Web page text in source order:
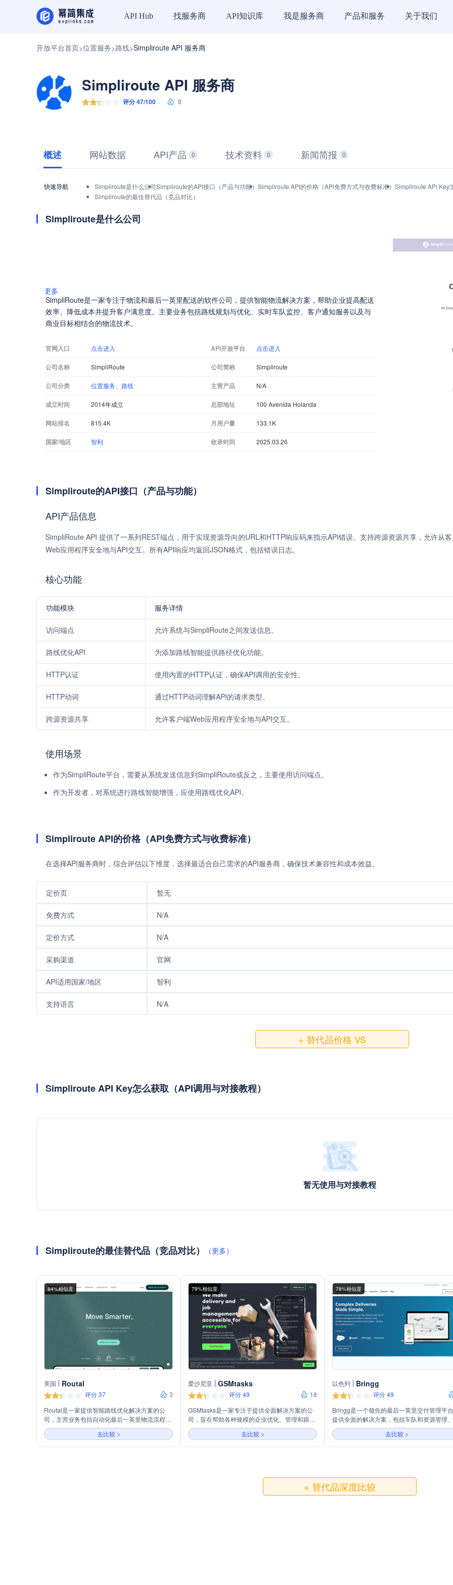
API Hub 找服务商 API知识库 我是服务商 产品和服务 关于我们
开放平台首页>位置服务>路线>Simpliroute API 服务商
Simpliroute API 服务商
评分 47/100 0
概述 网站数据 API产品 0 技术资料 0 新闻简报 0
快速导航 Simpliroute是什么公司Simpliroute的API接口（产品与功能） Simpliroute API的价格（API免费方式与收费标准） Simpliroute API Key
Simpliroute的最佳替代品（竞品对比）
Simpliroute是什么公司
更多
SimpliRoute是一家专注于物流和最后一英里配送的软件公司，提供智能物流解决方案，帮助企业提高配送
效率、降低成本并提升客户满意度。主要业务包括路线规划与优化、实时车队监控、客户通知服务以及与
商业目标相结合的物流技术。
官网入口 点击进入 API开放平台 点击进入
公司名称 SimpliRoute 公司简称 Simpliroute
公司分类 位置服务 路线 主营产品 N/A
成立时间 2014年成立 总部地址 100 Avenida Holanda
网站排名 815.4K 月用户量 133.1K
国家/地区 智利 收录时间 2025.03.26
Simpliroute的API接口（产品与功能）
API产品信息
SimpliRoute API 提供了一系列REST端点，用于实现资源导向的URL和HTTP响应码来指示API错误。支持跨源资源共享，允许从
Web应用程序安全地与API交互。所有API响应均返回JSON格式，包括错误日志。
核心功能
功能模块 服务详情
访问端点 允许系统与SimpliRoute之间发送信息。
路线优化API 为添加路线智能提供路径优化功能。
HTTP认证 使用内置的HTTP认证，确保API调用的安全性。
HTTP动词 通过HTTP动词理解API的请求类型。
跨源资源共享 允许客户端Web应用程序安全地与API交互。
使用场景
作为SimpliRoute平台，需要从系统发送信息到SimpliRoute或反之，主要使用访问端点。
作为开发者，对系统进行路线智能增强，应使用路线优化API。
Simpliroute API的价格（API免费方式与收费标准）
在选择API服务商时，综合评估以下维度，选择最适合自己需求的API服务商，确保技术兼容性和成本效益。
定价页 暂无
免费方式 N/A
定价方式 N/A
采购渠道 官网
API适用国家/地区 智利
支持语言 N/A
+ 替代品价格 VS
Simpliroute API Key怎么获取（API调用与对接教程）
暂无使用与对接教程
Simpliroute的最佳替代品（竞品对比） （更多）
84%相似度
美国 Routal
评分 37
3
Routal是一家提供智能路线优化解决方案的公
司，主营业务包括自动化最后一英里物流流程、
司机路线跟踪和客户交付通知。通过其平台，用
户能够快速规划和优化路线，提升物流效率，降
低成本，并提高客户满意度。
去比较 >
79%相似度
爱沙尼亚 GSMtasks
评分 49
18
GSMtasks是一家专注于提供全面解决方案的公
司，旨在帮助各种规模的企业优化、管理和跟踪
日常物流操作，特别是运输和配送服务。通过其
强大的管理仪表板和移动应用程序，GSMtasks
使企业能够从创建路线到实时跟踪司机和任务，
局等，以满足不同业务场景的需求。通过其API
和集成技术，GSMtasks能够与各种系统无缝协
去比较 >
78%相似度
以色列 Bringg
评分 49
Bringg是一个领先的最后一英里交付管理平
提供全面的解决方案，包括车队和资源管理
承运人交付管理、路线优化、多承运人管理
动调度、结账体验、司机管理和实时交付跟踪
等。它通过一个统一的平台简化操作、降低
去比较 >
+ 替代品深度比较